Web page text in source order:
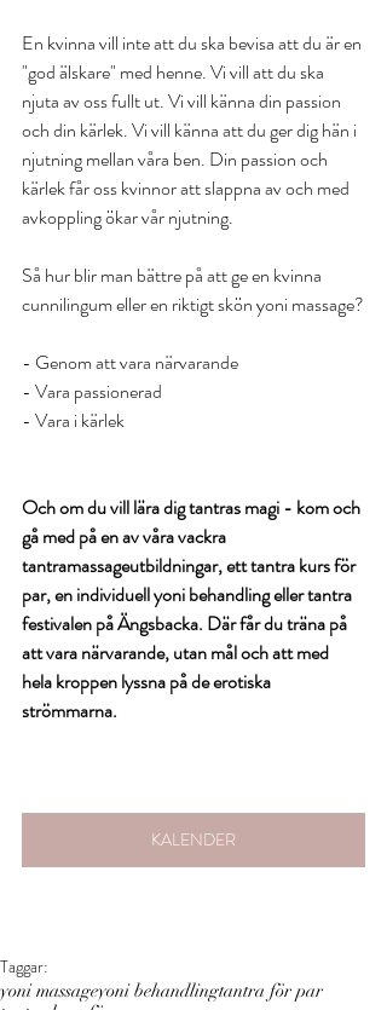
En kvinna vill inte att du ska bevisa att du är en
"god älskare" med henne. Vi vill att du ska
njuta av oss fullt ut. Vi vill känna din passion
och din kärlek. Vi vill känna att du ger dig hän i
njutning mellan våra ben. Din passion och
kärlek får oss kvinnor att slappna av och med
avkoppling ökar vår njutning.
Så hur blir man bättre på att ge en kvinna
cunnilingum eller en riktigt skön yoni massage?
- Genom att vara närvarande
- Vara passionerad
- Vara i kärlek
Och om du vill lära dig tantras magi - kom och
gå med på en av våra vackra
tantramassageutbildningar, ett tantra kurs för
par, en individuell yoni behandling eller tantra
festivalen på Ängsbacka. Där får du träna på
att vara närvarande, utan mål och att med
hela kroppen lyssna på de erotiska
strömmarna.
KALENDER
Taggar:
yoni massageyoni behandlingtantra för par